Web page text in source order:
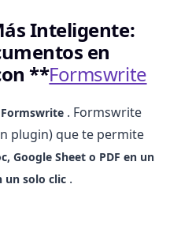
Inteligente:
en
**Formswrite
Formswrite . Formswrite
plugin) que te permite
Google Sheet o PDF en un
un solo clic .